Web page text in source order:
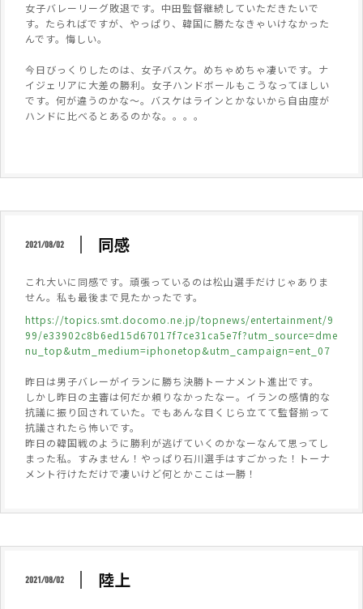
女子バレーリーグ敗退です。中田監督継続していただきたいで
す。たらればですが、やっぱり、韓国に勝たなきゃいけなかった
んです。悔しい。
今日びっくりしたのは、女子バスケ。めちゃめちゃ凄いです。ナ
イジェリアに大差の勝利。女子ハンドボールもこうなってほしい
です。何が違うのかな〜。バスケはラインとかないから自由度が
ハンドに比べるとあるのかな。。。。
2021/08/02 同感
これ大いに同感です。頑張っているのは松山選手だけじゃありま
せん。私も最後まで見たかったです。
https://topics.smt.docomo.ne.jp/topnews/entertainment/9
99/e33902c8b6ed15d67017f7ce31ca5e7f?utm_source=dme
nu_top&utm_medium=iphonetop&utm_campaign=ent_07
昨日は男子バレーがイランに勝ち決勝トーナメント進出です。
しかし昨日の主審は何だか頼りなかったなー。イランの感情的な
抗議に振り回されていた。でもあんな目くじら立てて監督揃って
抗議されたら怖いです。
昨日の韓国戦のように勝利が逃げていくのかなーなんて思ってし
まった私。すみません！やっぱり石川選手はすごかった！トーナ
メント行けただけで凄いけど何とかここは一勝！
2021/08/02 陸上